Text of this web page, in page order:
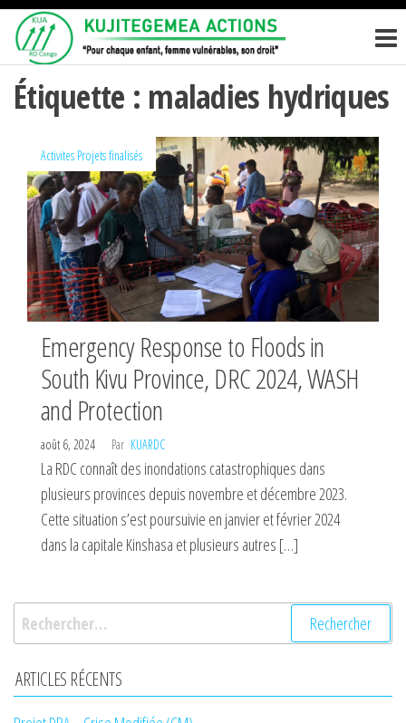
Passer
contenu
ACTIONS
enfant,
femme
vulnérables,
Étiquette : maladies hydriques
Activites Projets finalisés
Emergency Response to Floods in
South Kivu Province, DRC 2024, WASH
and Protection
août 6, 2024 Par KUARDC
La RDC connaît des inondations catastrophiques dans
plusieurs provinces depuis novembre et décembre 2023.
Cette situation s’est poursuivie en janvier et février 2024
dans la capitale Kinshasa et plusieurs autres […]
Rechercher :
ARTICLES RÉCENTS